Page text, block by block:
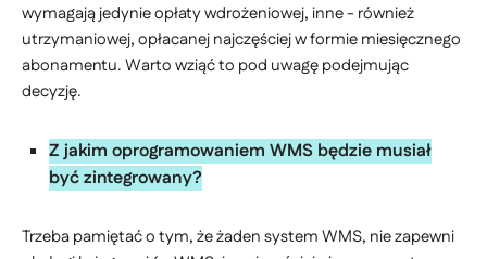
wymagają jedynie opłaty wdrożeniowej, inne - również
utrzymaniowej, opłacanej najczęściej w formie miesięcznego
abonamentu. Warto wziąć to pod uwagę podejmując
decyzję.
Z jakim oprogramowaniem WMS będzie musiał
być zintegrowany?
Trzeba pamiętać o tym, że żaden system WMS, nie zapewni